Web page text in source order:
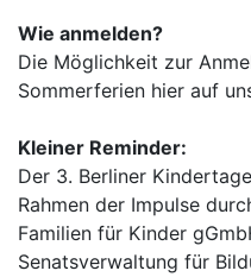
Wie anmelden?
Die Möglichkeit zur
Sommerferien hier auf
Kleiner Reminder:
Der 3. Berliner
Rahmen der Impulse
Familien für Kinder
Senatsverwaltung für